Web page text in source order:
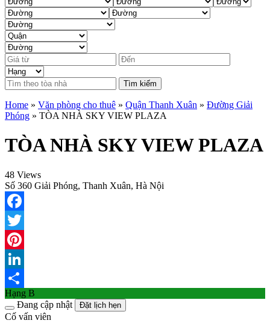
Tìm kiếm
Home » Văn phòng cho thuê » Quận Thanh Xuân » Đường Giải
Phóng » TÒA NHÀ SKY VIEW PLAZA
TÒA NHÀ SKY VIEW PLAZA
48 Views
Số 360 Giải Phóng, Thanh Xuân, Hà Nội
Facebook
Twitter
Pinterest
LinkedIn
Share
Hạng B
Đang cập nhật
Đặt lịch hẹn
Cố vấn viên